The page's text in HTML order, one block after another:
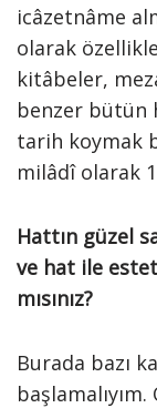
icâzetnâme
olarak
kitâbeler,
benzer bütün
tarih koymak
milâdî olarak
Hattın güzel
ve hat ile
mısınız?
Burada bazı